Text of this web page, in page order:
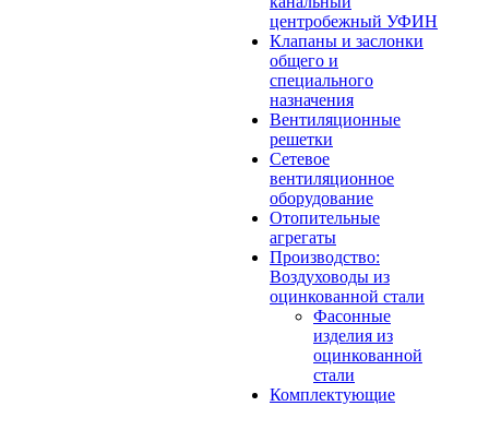
центробежный УФИН
Клапаны и заслонки
общего и
специального
назначения
Вентиляционные
решетки
Сетевое
вентиляционное
оборудование
Отопительные
агрегаты
Производство:
Воздуховоды из
оцинкованной стали
Фасонные
изделия из
оцинкованной
стали
Комплектующие